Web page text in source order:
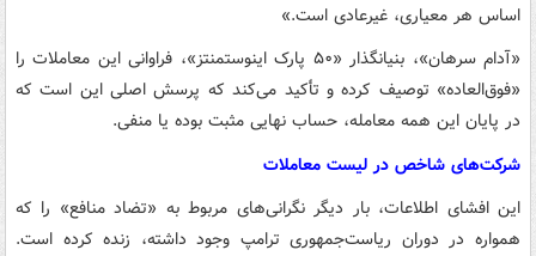
اساس هر معیاری، غیرعادی است.»
«آدام سرهان»، بنیانگذار «۵۰ پارک اینوستمنتز»، فراوانی این معاملات را
«فوق‌العاده» توصیف کرده و تأکید می‌کند که پرسش اصلی این است که
در پایان این همه معامله، حساب نهایی مثبت بوده یا منفی.
شرکت‌های شاخص در لیست معاملات
این افشای اطلاعات، بار دیگر نگرانی‌های مربوط به «تضاد منافع» را که
همواره در دوران ریاست‌جمهوری ترامپ وجود داشته، زنده کرده است.